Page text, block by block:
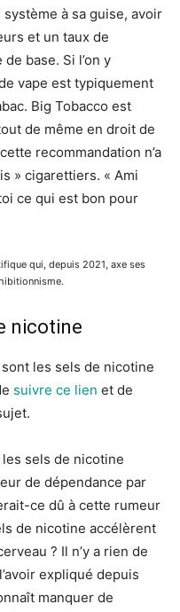
à sa guise, avoir
et un taux de
base. Si l’on y
vape est typiquement
Big Tobacco est
de même en droit de
recommandation n’a
» cigarettiers. « Ami
ce qui est bon pour
qui, depuis 2021, axe ses
nicotine
les sels de nicotine
suivre ce lien et de
les sels de nicotine
de dépendance par
ce dû à cette rumeur
de nicotine accélèrent
? Il n’y a rien de
expliqué depuis
manquer de